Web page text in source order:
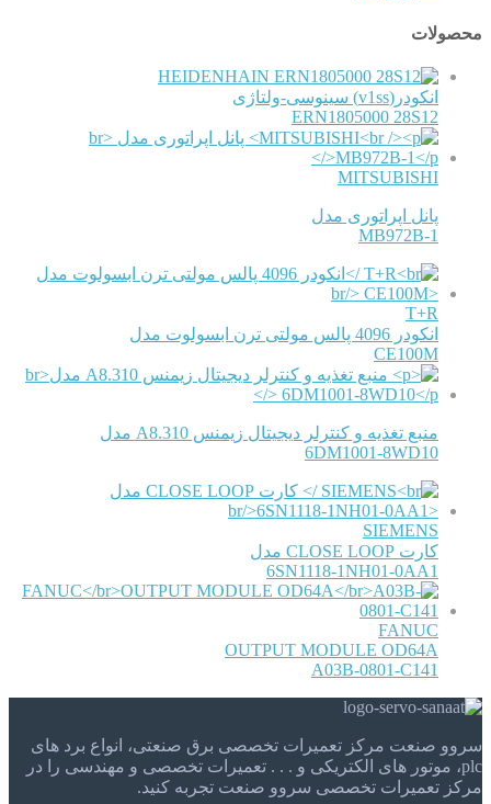
محصولات
HEIDENHAIN
انکودر(v1ss) سینوسی-ولتاژی
ERN1805000 28S12
MITSUBISHI
پانل اپراتوری مدل
MB972B-1
T+R
انکودر 4096 پالس مولتی ترن ابسولوت مدل
CE100M
منبع تغذیه و کنترلر دیجیتال زیمنس A8.310 مدل
6DM1001-8WD10
SIEMENS
کارت CLOSE LOOP مدل
6SN1118-1NH01-0AA1
FANUC
OUTPUT MODULE OD64A
A03B-0801-C141
سروو صنعت مرکز تعمیرات تخصصی برق صنعتی، انواع برد های
plc، موتور های الکتریکی و . . . تعمیرات تخصصی و مهندسی را در
مرکز تعمیرات تخصصی سروو صنعت تجربه کنید.